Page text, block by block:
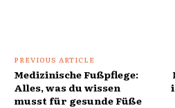
PREVIOUS ARTICLE
Medizinische Fußpflege:
Alles, was du wissen
musst für gesunde Füße